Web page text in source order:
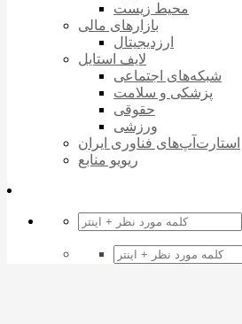
محیط زیست
بازارهای مالی
ارزدیجیتال
لایف استایل
شبکه‌های اجتماعی
پزشکی و سلامت
حقوقی
ورزشی
استارت‌آپ‌های فناوری ایران
ریویو منابع